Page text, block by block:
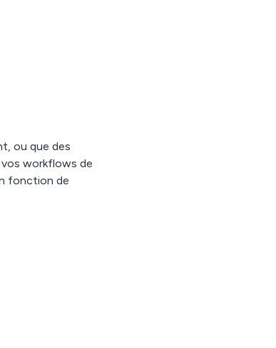
ou que des
workflows de
fonction de